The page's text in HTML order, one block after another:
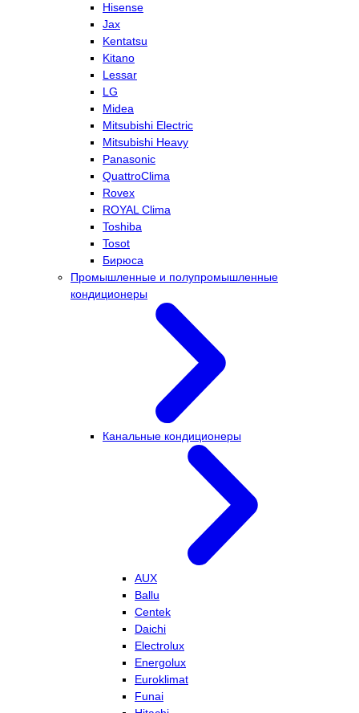
Hisense
Jax
Kentatsu
Kitano
Lessar
LG
Midea
Mitsubishi Electric
Mitsubishi Heavy
Panasonic
QuattroClima
Rovex
ROYAL Clima
Toshiba
Tosot
Бирюса
Промышленные и полупромышленные
кондиционеры
Канальные кондиционеры
AUX
Ballu
Centek
Daichi
Electrolux
Energolux
Euroklimat
Funai